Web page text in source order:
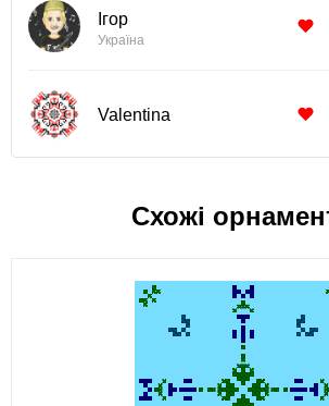
Ігор
Україна
Valentina
Схожі